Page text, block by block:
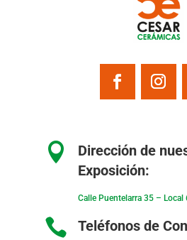

Dirección de
Exposición:
Calle Puentelarra 35 –
 Teléfonos de